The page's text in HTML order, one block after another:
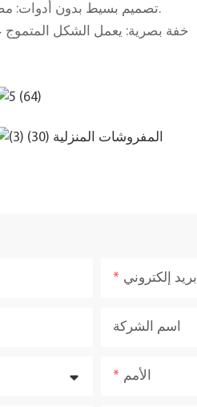
تصميم بسيط بدون أدوات: مصنوع من لوح واحد من الرخام بدون فواصل أو أدوات مرئية، مما يحقق جمالية نظيفة ومتجانسة.
خفة بصرية: يعمل الشكل المتموج
بريد إلكتروني
اسم الشركة
الأمم